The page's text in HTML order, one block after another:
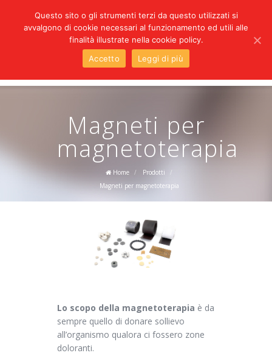
LINGUE
Magneti per
magnetoterapia
Home / Prodotti
/
Magneti per magnetoterapia
Lo scopo della magnetoterapia è da
sempre quello di donare sollievo
all’organismo qualora ci fossero zone
doloranti.
Questo sito o gli strumenti terzi da questo utilizzati si
avvalgono di cookie necessari al funzionamento ed utili alle
finalità illustrate nella cookie policy.
Accetto
Leggi di più